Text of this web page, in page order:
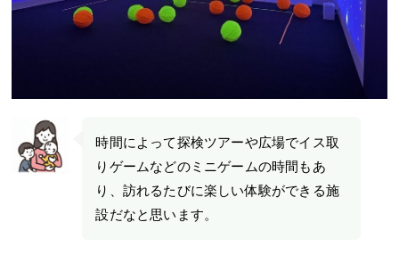
時間によって探検ツアーや広場でイス取
りゲームなどのミニゲームの時間もあ
り、訪れるたびに楽しい体験ができる施
設だなと思います。